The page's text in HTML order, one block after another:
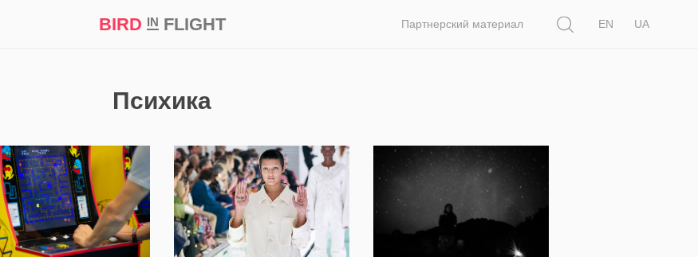
BIRD INFLIGHT Партнерский материал
EN
UA
Психика
459 1 855 2 359